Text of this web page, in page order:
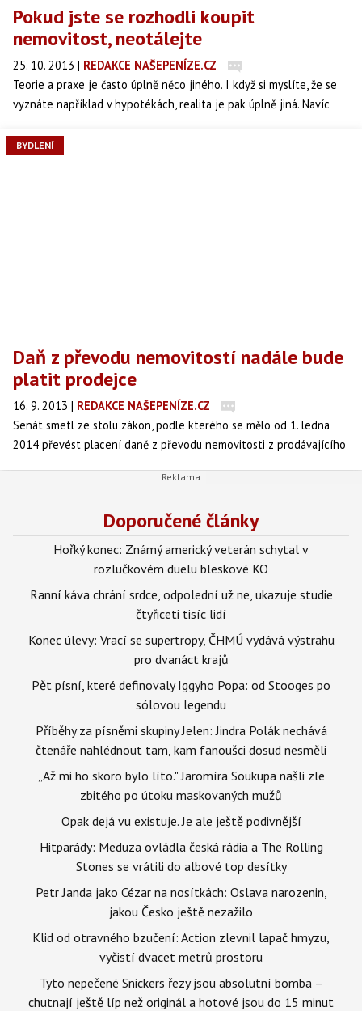
Pokud jste se rozhodli koupit
nemovitost, neotálejte
25. 10. 2013 | REDAKCE NAŠEPENÍZE.CZ
Teorie a praxe je často úplně něco jiného. I když si myslíte, že se
vyznáte například v hypotékách, realita je pak úplně jiná. Navíc
zkušenosti získat nedají. Můžete si nechat poradit od známých,
BYDLENÍ
Daň z převodu nemovitostí nadále bude
platit prodejce
16. 9. 2013 | REDAKCE NAŠEPENÍZE.CZ
Senát smetl ze stolu zákon, podle kterého se mělo od 1. ledna
2014 převést placení daně z převodu nemovitosti z prodávajícího
nezmění a nadále bude tuto daň platit prodávající.
Doporučené články
Hořký konec: Známý americký veterán schytal v
rozlučkovém duelu bleskové KO
Ranní káva chrání srdce, odpolední už ne, ukazuje studie
čtyřiceti tisíc lidí
Konec úlevy: Vrací se supertropy, ČHMÚ vydává výstrahu
pro dvanáct krajů
Pět písní, které definovaly Iggyho Popa: od Stooges po
sólovou legendu
Příběhy za písněmi skupiny Jelen: Jindra Polák nechává
čtenáře nahlédnout tam, kam fanoušci dosud nesměli
„Až mi ho skoro bylo líto." Jaromíra Soukupa našli zle
zbitého po útoku maskovaných mužů
Opak dejá vu existuje. Je ale ještě podivnější
Hitparády: Meduza ovládla česká rádia a The Rolling
Stones se vrátili do albové top desítky
Petr Janda jako Cézar na nosítkách: Oslava narozenin,
jakou Česko ještě nezažilo
Klid od otravného bzučení: Action zlevnil lapač hmyzu,
vyčistí dvacet metrů prostoru
Tyto nepečené Snickers řezy jsou absolutní bomba –
chutnají ještě líp než originál a hotové jsou do 15 minut